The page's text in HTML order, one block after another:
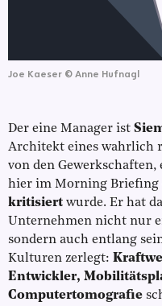
Joe Kaeser © Anne Hufnagl
Der eine Manager ist
Architekt eines wahrlich
von den
hier im Morning Briefing
kritisiert wurde. Er hat
Unternehmen nicht nur
sondern auch entlang
Kulturen zerlegt:
Entwickler,
Computertomografie